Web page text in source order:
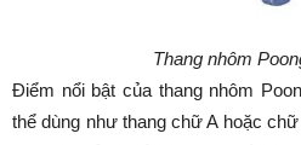
Thang nhôm
Điểm nổi bật của thang nhôm
thể dùng như thang chữ A hoặc